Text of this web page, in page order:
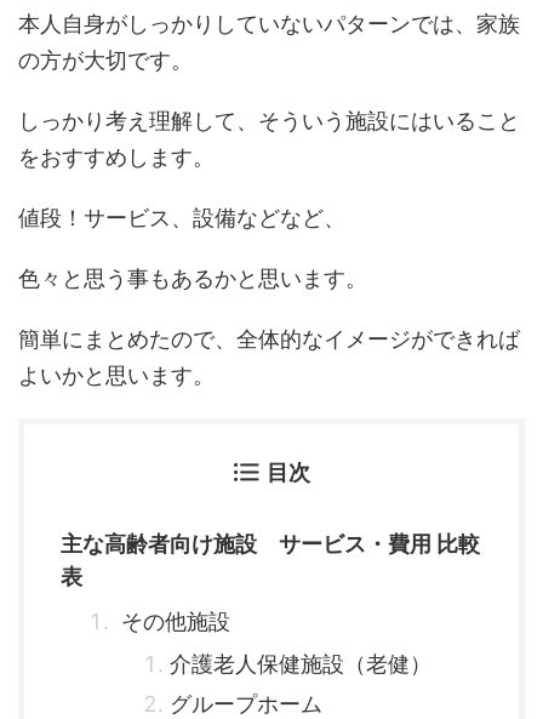
本人自身がしっかりしていないパターンでは、家族
の方が大切です。
しっかり考え理解して、そういう施設にはいること
をおすすめします。
値段！サービス、設備などなど、
色々と思う事もあるかと思います。
簡単にまとめたので、全体的なイメージができれば
よいかと思います。
目次
主な高齢者向け施設 サービス・費用 比較
表
その他施設
介護老人保健施設（老健）
グループホーム